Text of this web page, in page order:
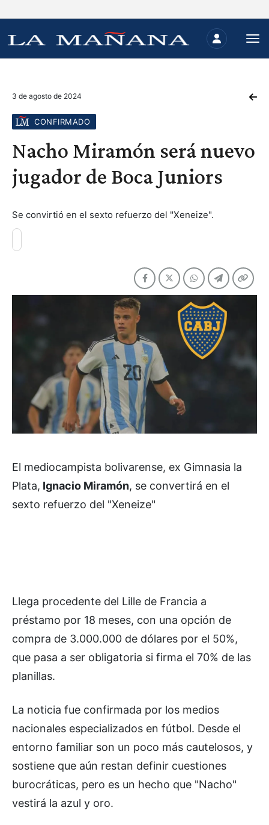
3 de agosto de 2024
CONFIRMADO
Nacho Miramón será nuevo
jugador de Boca Juniors
Se convirtió en el sexto refuerzo del "Xeneize".
El mediocampista bolivarense, ex Gimnasia la
Plata, Ignacio Miramón, se convertirá en el
sexto refuerzo del "Xeneize"
Llega procedente del Lille de Francia a
préstamo por 18 meses, con una opción de
compra de 3.000.000 de dólares por el 50%,
que pasa a ser obligatoria si firma el 70% de las
planillas.
La noticia fue confirmada por los medios
nacionales especializados en fútbol. Desde el
entorno familiar son un poco más cautelosos, y
sostiene que aún restan definir cuestiones
burocráticas, pero es un hecho que "Nacho"
vestirá la azul y oro.